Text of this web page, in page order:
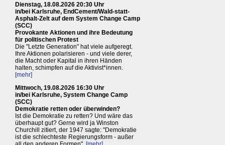
Dienstag, 18.08.2026 20:30 Uhr
in/bei Karlsruhe, EndCement/Wald-statt-
Asphalt-Zelt auf dem System Change Camp
(SCC)
Provokante Aktionen und ihre Bedeutung
für politischen Protest
Die "Letzte Generation" hat viele aufgeregt.
Ihre Aktionen polarisieren - und viele derer,
die Macht oder Kapital in ihren Händen
halten, schimpfen auf die Aktivist*innen.
[mehr]
Mittwoch, 19.08.2026 16:30 Uhr
in/bei Karlsruhe, System Change Camp
(SCC)
Demokratie retten oder überwinden?
Ist die Demokratie zu retten? Und wäre das
überhaupt gut? Gerne wird ja Winston
Churchill zitiert, der 1947 sagte: "Demokratie
ist die schlechteste Regierungsform - außer